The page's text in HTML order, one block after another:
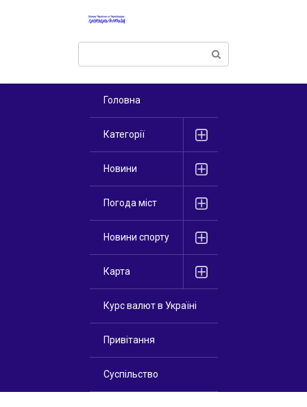
Поиск:
Головна
Категорії
Новини
Погода міст
Новини спорту
Карта
Курс валют в Україні
Привітання
Суспільство